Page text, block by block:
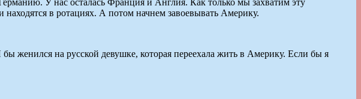
в ротациях. А потом начнем завоевывать Америку.
женился на русской девушке, которая переехала жить в Америку. Если бы я